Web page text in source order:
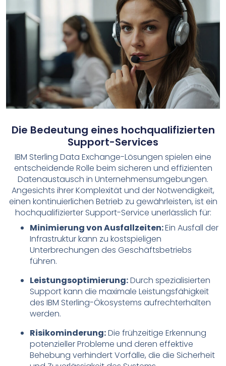
Die Bedeutung eines hochqualifizierten
Support-Services
IBM Sterling Data Exchange-Lösungen spielen eine
entscheidende Rolle beim sicheren und effizienten
Datenaustausch in Unternehmensumgebungen.
Angesichts ihrer Komplexität und der Notwendigkeit,
einen kontinuierlichen Betrieb zu gewährleisten, ist ein
hochqualifizierter Support-Service unerlässlich für:
Minimierung von Ausfallzeiten:Ein Ausfall der
Infrastruktur kann zu kostspieligen
Unterbrechungen des Geschäftsbetriebs
führen.
Leistungsoptimierung:Durch spezialisierten
Support kann die maximale Leistungsfähigkeit
des IBM Sterling-Ökosystems aufrechterhalten
werden.
Risikominderung:Die frühzeitige Erkennung
potenzieller Probleme und deren effektive
Behebung verhindert Vorfälle, die die Sicherheit